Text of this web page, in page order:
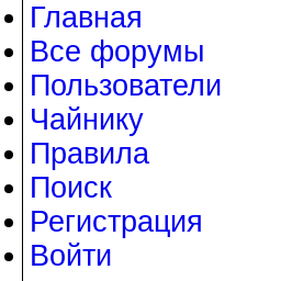
Главная
Все форумы
Пользователи
Чайнику
Правила
Поиск
Регистрация
Войти